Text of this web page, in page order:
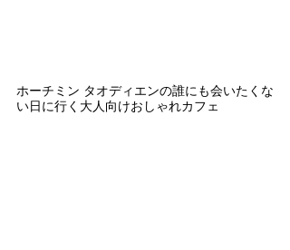
ホーチミン タオディエンの誰にも会いたくな
い日に行く大人向けおしゃれカフェ